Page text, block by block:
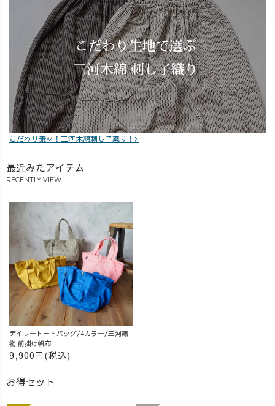
こだわり素材！三河木綿刺し子織り！>
最近みたアイテム
RECENTLY VIEW
デイリートートバッグ/4カラー/三河織
物 前掛け帆布
9,900円(税込)
お得セット